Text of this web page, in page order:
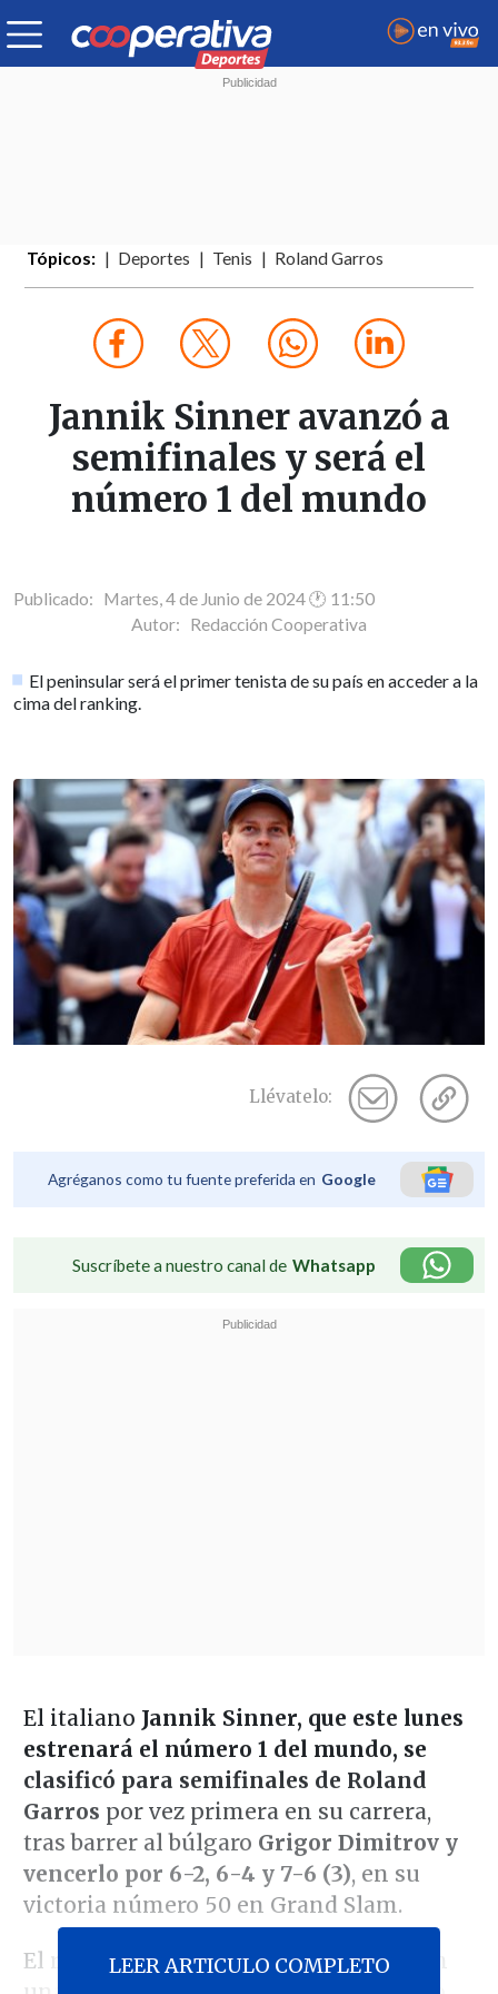
Tópicos: Deportes Tenis Roland Garros
Jannik Sinner avanzó a
semifinales y será el
número 1 del mundo
Publicado: Martes, 4 de Junio de 2024 🕐 11:50
Autor: Redacción Cooperativa
El peninsular será el primer tenista de su país en acceder a la
cima del ranking.
Llévatelo:
Agréganos como tu fuente preferida en Google
Suscríbete a nuestro canal de Whatsapp
El italiano Jannik Sinner, que este lunes
estrenará el número 1 del mundo, se
clasificó para semifinales de Roland
Garros por vez primera en su carrera,
tras barrer al búlgaro Grigor Dimitrov y
vencerlo por 6-2, 6-4 y 7-6 (3), en su
victoria número 50 en Grand Slam.
El retiro del serbio Novak Djokovic, con
LEER ARTICULO COMPLETO